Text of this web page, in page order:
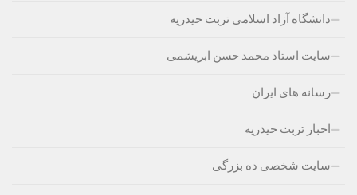
دانشگاه آزاد اسلامی تربت حیدریه
سایت استاد محمد حسن ابریشمی
رسانه های ایران
اخبار تربت حیدریه
سایت شخصی ده بزرگی